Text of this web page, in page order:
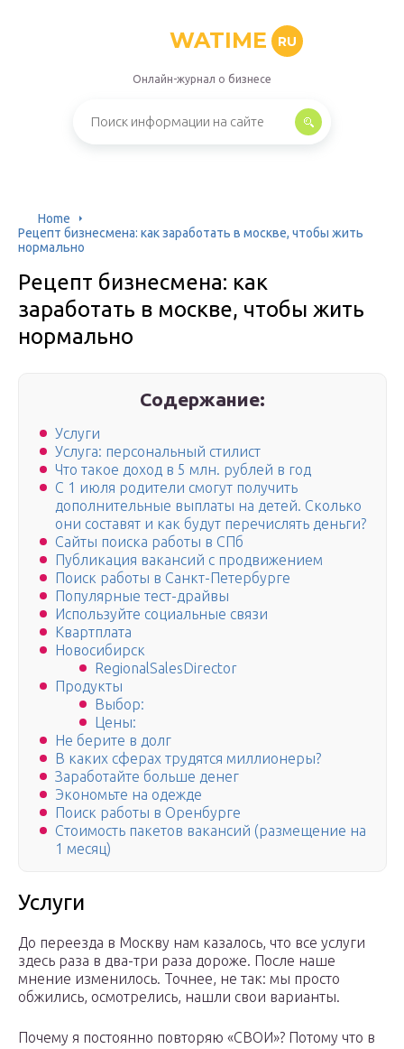
WATIME RU
Онлайн-журнал о бизнесе
Home
Рецепт бизнесмена: как заработать в москве, чтобы жить
нормально
Рецепт бизнесмена: как
заработать в москве, чтобы жить
нормально
Содержание:
Услуги
Услуга: персональный стилист
Что такое доход в 5 млн. рублей в год
С 1 июля родители смогут получить
дополнительные выплаты на детей. Сколько
они составят и как будут перечислять деньги?
Сайты поиска работы в СПб
Публикация вакансий с продвижением
Поиск работы в Санкт-Петербурге
Популярные тест-драйвы
Используйте социальные связи
Квартплата
Новосибирск
RegionalSalesDirector
Продукты
Выбор:
Цены:
Не берите в долг
В каких сферах трудятся миллионеры?
Заработайте больше денег
Экономьте на одежде
Поиск работы в Оренбурге
Стоимость пакетов вакансий (размещение на
1 месяц)
Услуги
До переезда в Москву нам казалось, что все услуги
здесь раза в два-три раза дороже. После наше
мнение изменилось. Точнее, не так: мы просто
обжились, осмотрелись, нашли свои варианты.
Почему я постоянно повторяю «СВОИ»? Потому что в